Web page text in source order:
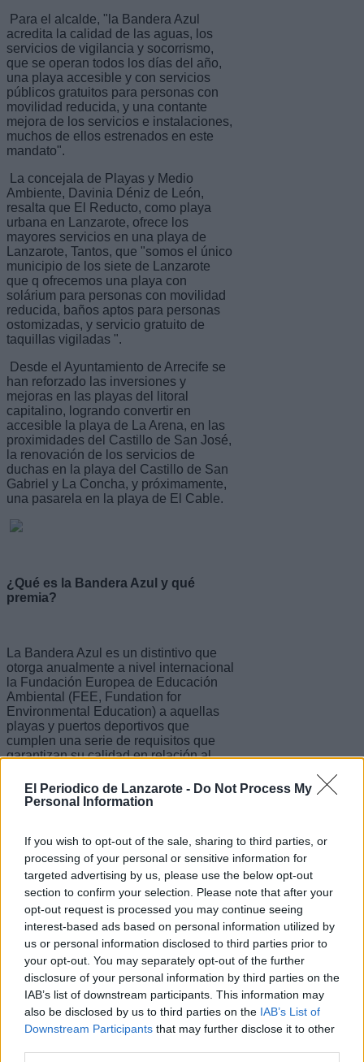
El Periodico de Lanzarote - Do Not Process My
Personal Information
If you wish to opt-out of the sale, sharing to third parties, or
processing of your personal or sensitive information for
targeted advertising by us, please use the below opt-out
section to confirm your selection. Please note that after your
opt-out request is processed you may continue seeing
interest-based ads based on personal information utilized by
us or personal information disclosed to third parties prior to
your opt-out. You may separately opt-out of the further
disclosure of your personal information by third parties on the
IAB’s list of downstream participants. This information may
also be disclosed by us to third parties on the IAB’s List of
Downstream Participants that may further disclose it to other
Para el alcalde, "la Bandera Azul
acredita la calidad de las aguas, los
servicios de vigilancia y socorrismo,
que se operan todos los días del año,
una playa accesible y con servicios
públicos gratuitos para personas con
movilidad reducida, y una contante
mejora de los servicios e instalaciones,
muchos de ellos estrenados en este
mandato".
La concejala de Playas y Medio
Ambiente, Davinia Déniz de León,
resalta que El Reducto, como playa
urbana en Lanzarote, ofrece los
mayores servicios en una playa de
Lanzarote, Tantos, que "somos el único
municipio de los siete de Lanzarote
que q ofrecemos una playa con
solárium para personas con movilidad
reducida, baños aptos para personas
ostomizadas, y servicio gratuito de
taquillas vigiladas ".
Desde el Ayuntamiento de Arrecife se
han reforzado las inversiones y
mejoras en las playas del litoral
capitalino, logrando convertir en
accesible la playa de La Arena, en las
proximidades del Castillo de San José,
la renovación de los servicios de
duchas en la playa del Castillo de San
Gabriel y La Concha, y próximamente,
una pasarela en la playa de El Cable.
¿Qué es la Bandera Azul y qué
premia?
La Bandera Azul es un distintivo que
otorga anualmente a nivel internacional
la Fundación Europea de Educación
Ambiental (FEE, Fundation for
Environmental Education) a aquellas
playas y puertos deportivos que
cumplen una serie de requisitos que
garantizan su calidad en relación al
sostenible del turismo.
Requisitos para obtener la
Certificación Bandera Azul
Los requisitos que debe cumplir una
playa se revisan y aprueban de forma
consensuada cada campaña Bandera
Azul. Están englobados en cuatro
grandes áreas:
-La calidad de las aguas de baño. Los
análisis oficiales de la calidad del agua
son el punto de referencia. El programa
de gestión ambiental del municipio
será clave en este punto.